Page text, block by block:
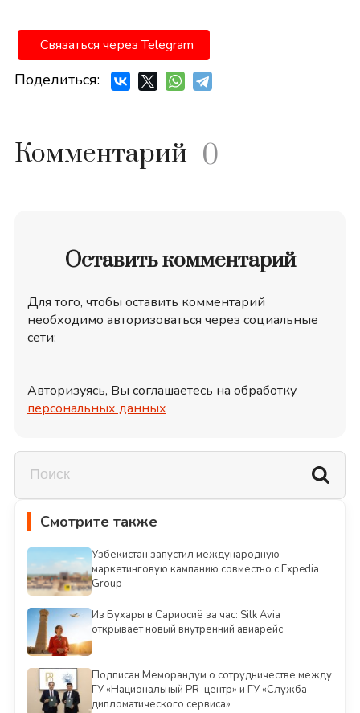
Связаться через Telegram
Поделиться:
Комментарий 0
Оставить комментарий
Для того, чтобы оставить комментарий
необходимо авторизоваться через социальные
сети:
Авторизуясь, Вы соглашаетесь на обработку
персональных данных
Смотрите также
Узбекистан запустил международную
маркетинговую кампанию совместно с Expedia
Group
Из Бухары в Сариосиё за час: Silk Avia
открывает новый внутренний авиарейс
Подписан Меморандум о сотрудничестве между
ГУ «Национальный PR-центр» и ГУ «Служба
дипломатического сервиса»